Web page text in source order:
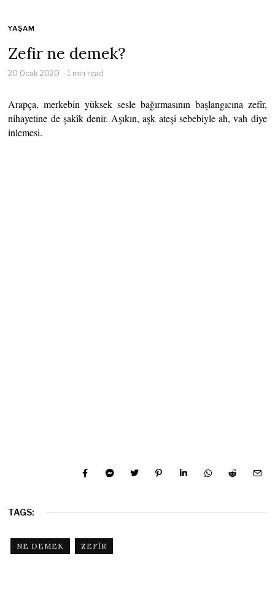
YAŞAM
Zefir ne demek?
20 Ocak 2020 1 min read
Arapça, merkebin yüksek sesle bağırmasının başlangıcına zefîr,
nihayetine de şakîk denir. Aşıkın, aşk ateşi sebebiyle ah, vah diye
inlemesi.
TAGS:
NE DEMEK ZEFIR